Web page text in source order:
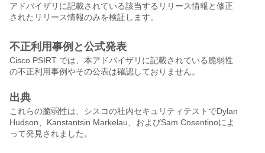
アドバイザリに記載されている該当するリリース情報と修正
されたリリース情報のみを検証します。
不正利用事例と公式発表
Cisco PSIRT では、本アドバイザリに記載されている脆弱性
の不正利用事例やその公表は確認しておりません。
出典
これらの脆弱性は、シスコの社内セキュリティテストでDylan
Hudson、Kanstantsin Markelau、およびSam Cosentinoによ
って発見されました。